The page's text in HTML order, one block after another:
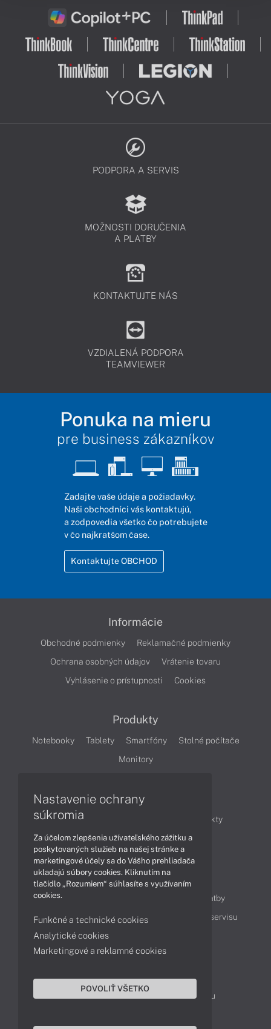
PODPORA A SERVIS
MOŽNOSTI DORUČENIA
A PLATBY
KONTAKTUJTE NÁS
VZDIALENÁ PODPORA
TEAMVIEWER
Ponuka na mieru
pre business zákazníkov
Zadajte vaše údaje a požiadavky.
Naši obchodníci vás kontaktujú,
a zodpovedia všetko čo potrebujete
v čo najkratšom čase.
Kontaktujte OBCHOD
Informácie
Obchodné podmienky
Reklamačné podmienky
Ochrana osobných údajov
Vrátenie tovaru
Vyhlásenie o prístupnosti
Cookies
Produkty
Notebooky Tablety Smartfóny
Stolné počítače
Monitory
Články
Obchodné informácie
Produkty
Technológie
Videá
Obsah
Ako nakupovať
Možnosti doručenia a platby
Podpora a servis
Servisné služby Cenník servisu
Kontakty
043 4224 771
Obchodné oddelenie
Reklamácia tovaru
Nastavenie ochrany
súkromia
Za účelom zlepšenia užívateľského zážitku a
poskytovaných služieb na našej stránke a
marketingové účely sa do Vášho prehliadača
ukladajú súbory cookies. Kliknutím na
tlačidlo „Rozumiem“ súhlasíte s využívaním
cookies.
Funkčné a technické cookies
Analytické cookies
Marketingové a reklamné cookies
POVOLIŤ VŠETKO